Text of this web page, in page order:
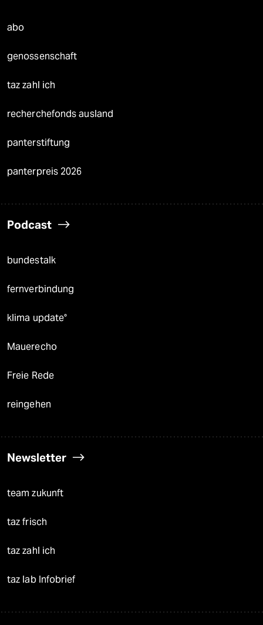
abo
genossenschaft
taz zahl ich
recherchefonds ausland
panterstiftung
panterpreis 2026
Podcast
bundestalk
fernverbindung
klima update°
Mauerecho
Freie Rede
reingehen
Newsletter
team zukunft
taz frisch
taz zahl ich
taz lab Infobrief